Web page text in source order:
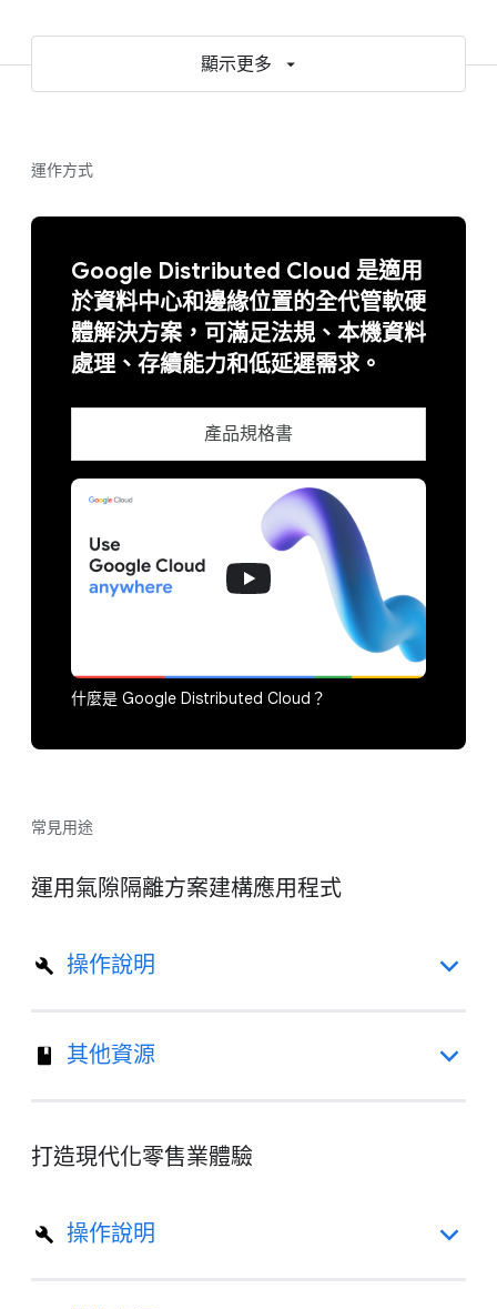
顯示更多
運作方式
Google Distributed Cloud 是適用
於資料中心和邊緣位置的全代管軟硬
體解決方案，可滿足法規、本機資料
處理、存續能力和低延遲需求。
產品規格書
什麼是 Google Distributed Cloud？
常見用途
運用氣隙隔離方案建構應用程式
操作說明
其他資源
打造現代化零售業體驗
操作說明